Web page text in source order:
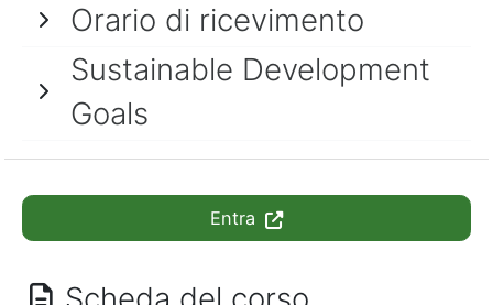
Orario di ricevimento
Sustainable Development
Goals
Entra